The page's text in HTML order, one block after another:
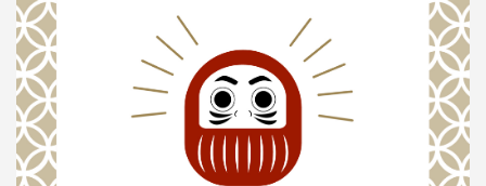
A1.1) ne nécessite aucun pré-requis et s’adresse aux personnes
souhaitant acquérir les bases du japonais. L’apprentissage du
syllabaire (hiragana et katakana) est compris dans programme
des cours, ainsi que la mémorisation de vocabulaire et des
structures grammaticales de base permettant à l’apprenant de […]